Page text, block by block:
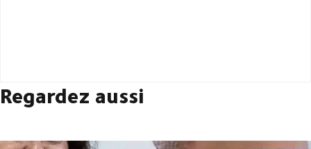
Regardez aussi